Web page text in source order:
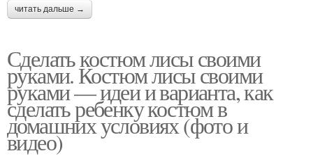
читать дальше →
Сделать костюм лисы своими
руками. Костюм лисы своими
руками — идеи и варианта, как
сделать ребенку костюм в
домашних условиях (фото и
видео)